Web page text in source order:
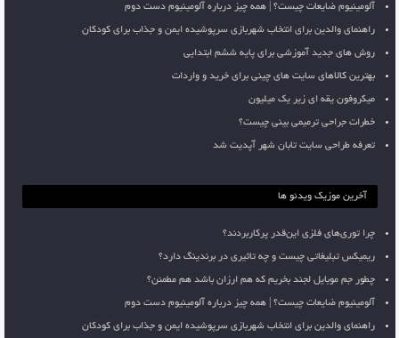
آلومینیوم ضایعات چیست؟ | همه چیز درباره آلومینیوم دست دوم
راهنمای والدین برای انتخاب شهربازی سرپوشیده ایمن و جذاب برای کودکان
روش های جدید آموزشی برای پایه ششم ابتدایی
بهترین کالاهای سایت های چینی برای خرید و واردات
میکروفون یقه ای زیر یک میلیون
خطرات جراحی ترمیمی بینی چیست؟
تعرفه طراحی سایت تابان شهر آپدیت شد
آخرین موزیک ویدئو ها
چرا توری‌های فلزی این‌قدر پرکاربردند؟
ریمیکس تبلیغاتی چیست و چه تاثیری در برندینگ دارد؟
چطور جم موبایل لجند بخریم که هم ارزان باشد هم مطمئن؟
آلومینیوم ضایعات چیست؟ | همه چیز درباره آلومینیوم دست دوم
راهنمای والدین برای انتخاب شهربازی سرپوشیده ایمن و جذاب برای کودکان